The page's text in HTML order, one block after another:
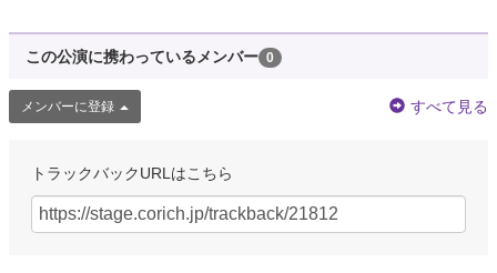
この公演に携わっているメンバー 0
メンバーに登録 すべて見る
トラックバックURLはこちら